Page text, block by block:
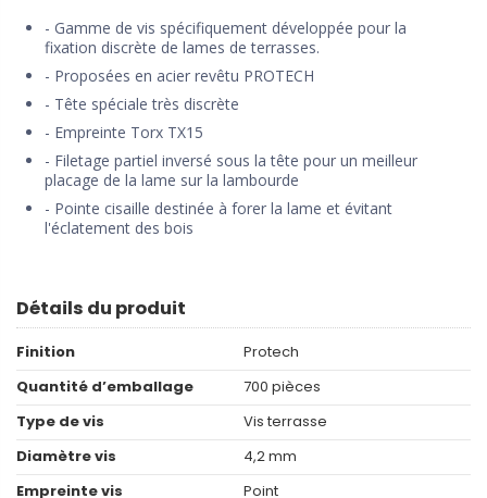
- Gamme de vis spécifiquement développée pour la
fixation discrète de lames de terrasses.
- Proposées en acier revêtu PROTECH
- Tête spéciale très discrète
- Empreinte Torx TX15
- Filetage partiel inversé sous la tête pour un meilleur
placage de la lame sur la lambourde
- Pointe cisaille destinée à forer la lame et évitant
l'éclatement des bois
Détails du produit
Finition
Protech
Quantité d’emballage
700 pièces
Type de vis
Vis terrasse
Diamètre vis
4,2 mm
Empreinte vis
Point